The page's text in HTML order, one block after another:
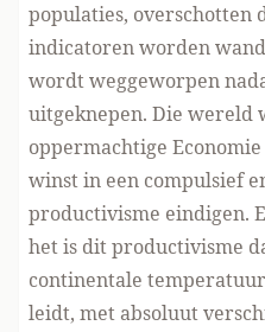
populaties, overschotten
indicatoren worden
wordt weggeworpen
uitgeknepen. Die wereld
oppermachtige
winst in een compulsief
productivisme eindigen.
het is dit productivisme
continentale
leidt, met absoluut